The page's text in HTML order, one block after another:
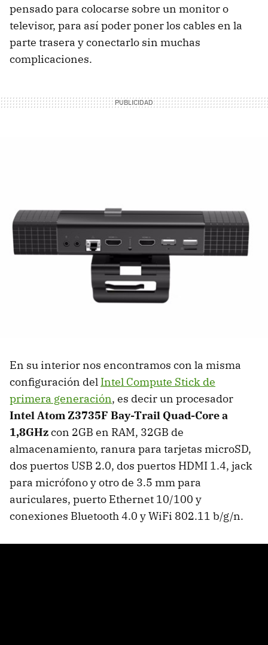
pensado para colocarse sobre un monitor o
televisor, para así poder poner los cables en la
parte trasera y conectarlo sin muchas
complicaciones.
En su interior nos encontramos con la misma
configuración del Intel Compute Stick de
primera generación, es decir un procesador
Intel Atom Z3735F Bay-Trail Quad-Core a
1,8GHzcon 2GB en RAM, 32GB de
almacenamiento, ranura para tarjetas microSD,
dos puertos USB 2.0, dos puertos HDMI 1.4, jack
para micrófono y otro de 3.5 mm para
auriculares, puerto Ethernet 10/100 y
conexiones Bluetooth 4.0 y WiFi 802.11 b/g/n.